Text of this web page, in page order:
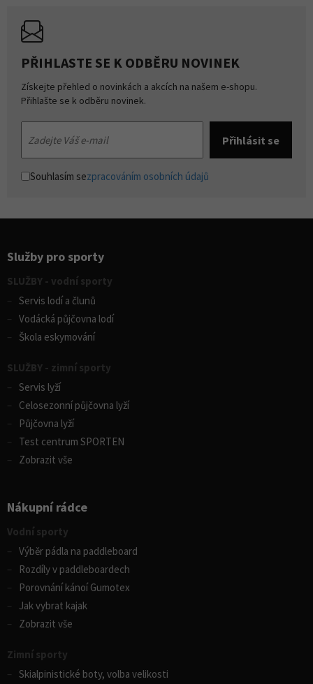
PŘIHLASTE SE K ODBĚRU NOVINEK
Získejte přehled o novinkách a akcích na našem e-shopu.
Přihlašte se k odběru novinek.
Souhlasím sezpracováním osobních údajů
Služby pro sporty
SLUŽBY - vodní sporty
Servis lodí a člunů
Vodácká půjčovna lodí
Škola eskymování
SLUŽBY - zimní sporty
Servis lyží
Celosezonní půjčovna lyží
Půjčovna lyží
Test centrum SPORTEN
Zobrazit vše
Nákupní rádce
Vodní sporty
Výběr pádla na paddleboard
Rozdíly v paddleboardech
Porovnání kánoí Gumotex
Jak vybrat kajak
Zobrazit vše
Zimní sporty
Skialpinistické boty, volba velikosti